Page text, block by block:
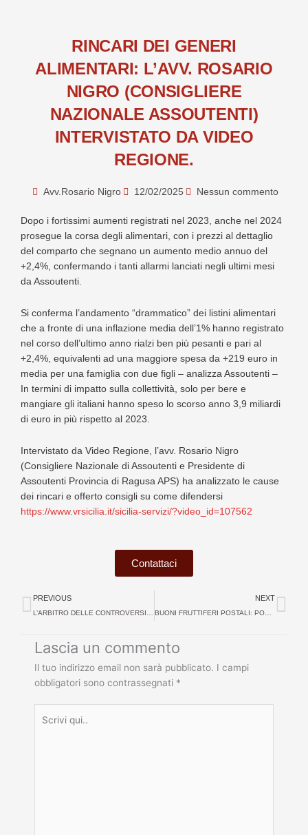
RINCARI DEI GENERI
ALIMENTARI: L’AVV. ROSARIO
NIGRO (CONSIGLIERE
NAZIONALE ASSOUTENTI)
INTERVISTATO DA VIDEO
REGIONE.
Avv.Rosario Nigro 12/02/2025 Nessun commento
Dopo i fortissimi aumenti registrati nel 2023, anche nel 2024
prosegue la corsa degli alimentari, con i prezzi al dettaglio
del comparto che segnano un aumento medio annuo del
+2,4%, confermando i tanti allarmi lanciati negli ultimi mesi
da Assoutenti.
Si conferma l’andamento “drammatico” dei listini alimentari
che a fronte di una inflazione media dell’1% hanno registrato
nel corso dell’ultimo anno rialzi ben più pesanti e pari al
+2,4%, equivalenti ad una maggiore spesa da +219 euro in
media per una famiglia con due figli – analizza Assoutenti –
In termini di impatto sulla collettività, solo per bere e
mangiare gli italiani hanno speso lo scorso anno 3,9 miliardi
di euro in più rispetto al 2023.
Intervistato da Video Regione, l’avv. Rosario Nigro
(Consigliere Nazionale di Assoutenti e Presidente di
Assoutenti Provincia di Ragusa APS) ha analizzato le cause
dei rincari e offerto consigli su come difendersi
https://www.vrsicilia.it/sicilia-servizi/?video_id=107562
Contattaci
Precedente
PREVIOUS NEXT
BUONI FRUTTIFERI POSTALI: POSTE ITALIANE NUOVAMENTE CONDANNATA AL RISARCIMENTO.
Lascia un commento
Il tuo indirizzo email non sarà pubblicato. I campi
obbligatori sono contrassegnati *
qui..